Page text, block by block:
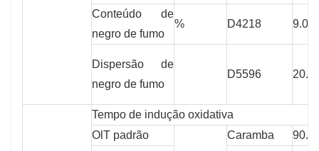
Conteúdo de
negro de fumo
% D4218
Dispersão de
negro de fumo
D5596
Tempo de indução oxidativa
OlT padrão
Caramba